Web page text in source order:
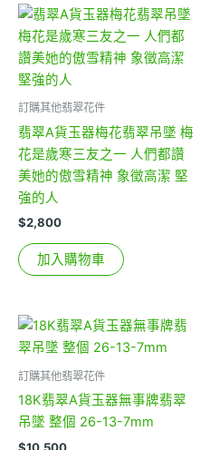
訂購其他翡翠花件
翡翠A貨玉器梅花翡翠吊墜 梅
花是歲寒三友之一 人們都讚
美她的傲雪精神 象徵高潔 堅
強的人
$2,800
加入購物車
訂購其他翡翠花件
18K翡翠A貨玉器無事牌翡翠
吊墜 整個 26-13-7mm
$10,500